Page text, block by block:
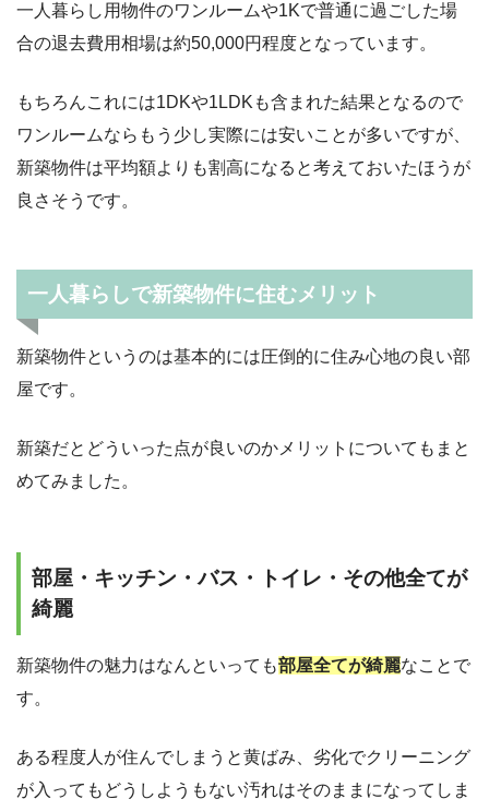
一人暮らし用物件のワンルームや1Kで普通に過ごした場
合の退去費用相場は約50,000円程度となっています。
もちろんこれには1DKや1LDKも含まれた結果となるので
ワンルームならもう少し実際には安いことが多いですが、
新築物件は平均額よりも割高になると考えておいたほうが
良さそうです。
一人暮らしで新築物件に住むメリット
新築物件というのは基本的には圧倒的に住み心地の良い部
屋です。
新築だとどういった点が良いのかメリットについてもまと
めてみました。
部屋・キッチン・バス・トイレ・その他全てが
綺麗
新築物件の魅力はなんといっても部屋全てが綺麗なことで
す。
ある程度人が住んでしまうと黄ばみ、劣化でクリーニング
が入ってもどうしようもない汚れはそのままになってしま